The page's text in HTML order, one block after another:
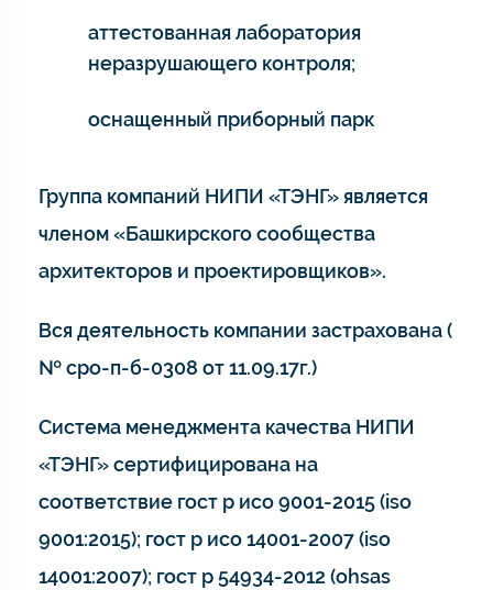
аттестованная лаборатория
неразрушающего контроля;
оснащенный приборный парк
Группа компаний НИПИ «ТЭНГ» является
членом «Башкирского сообщества
архитекторов и проектировщиков».
Вся деятельность компании застрахована (
№ сро-п-б-0308 от 11.09.17г.)
Система менеджмента качества НИПИ
«ТЭНГ» сертифицирована на
соответствие гост р исо 9001-2015 (iso
9001:2015); гост р исо 14001-2007 (iso
14001:2007); гост р 54934-2012 (ohsas